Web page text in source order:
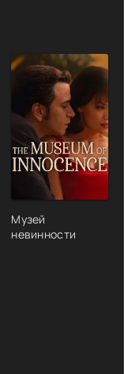
Музей
невинности